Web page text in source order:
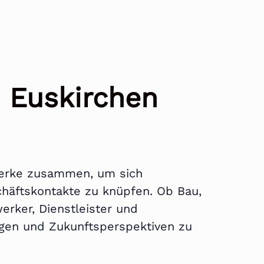
Euskirchen
zusammen, um sich
zu knüpfen. Ob Bau,
Dienstleister und
und Zukunftsperspektiven zu